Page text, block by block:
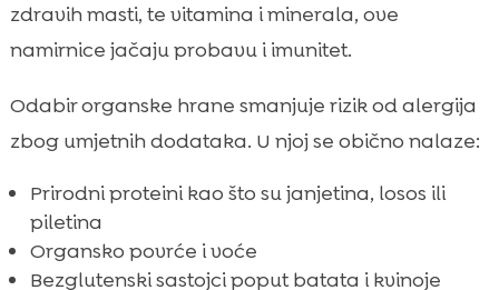
zdravih masti, te vitamina i minerala, ove
namirnice jačaju probavu i imunitet.
Odabir organske hrane smanjuje rizik od alergija
zbog umjetnih dodataka. U njoj se obično nalaze:
Prirodni proteini kao što su janjetina, losos ili
piletina
Organsko povrće i voće
Bezglutenski sastojci poput batata i kvinoje